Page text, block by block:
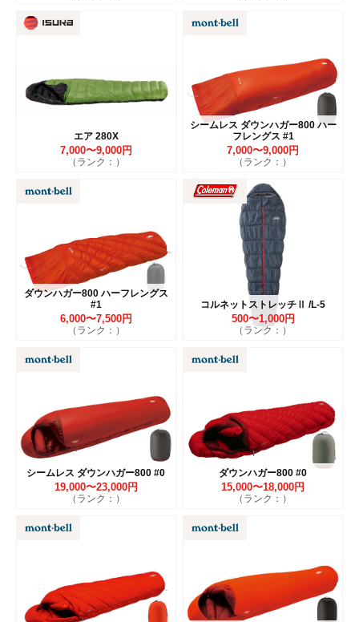
エア 280X
7,000〜9,000円
（ランク：）
シームレス ダウンハガー800 ハー
フレングス #1
7,000〜9,000円
（ランク：）
ダウンハガー800 ハーフレングス
#1
6,000〜7,500円
（ランク：）
コルネットストレッチⅡ /L-5
500〜1,000円
（ランク：）
シームレス ダウンハガー800 #0
19,000〜23,000円
（ランク：）
ダウンハガー800 #0
15,000〜18,000円
（ランク：）